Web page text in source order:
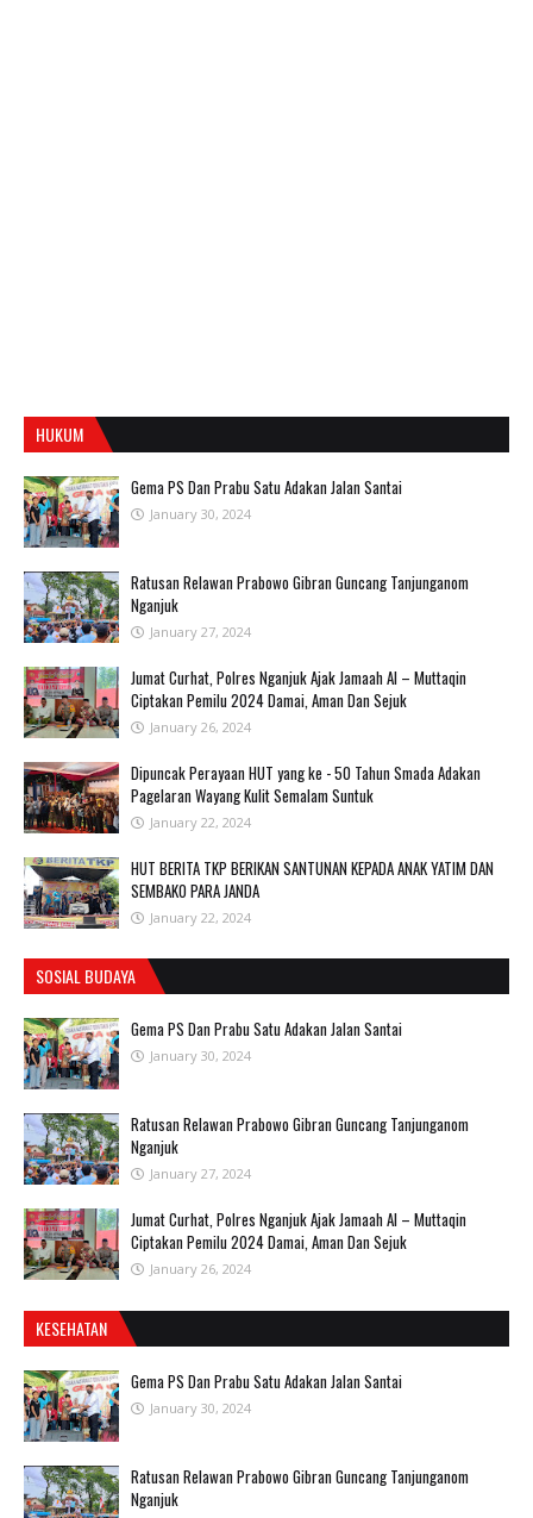
HUKUM
Gema PS Dan Prabu Satu Adakan Jalan Santai
January 30, 2024
Ratusan Relawan Prabowo Gibran Guncang Tanjunganom
Nganjuk
January 27, 2024
Jumat Curhat, Polres Nganjuk Ajak Jamaah Al – Muttaqin
Ciptakan Pemilu 2024 Damai, Aman Dan Sejuk
January 26, 2024
Dipuncak Perayaan HUT yang ke - 50 Tahun Smada Adakan
Pagelaran Wayang Kulit Semalam Suntuk
January 22, 2024
HUT BERITA TKP BERIKAN SANTUNAN KEPADA ANAK YATIM DAN
SEMBAKO PARA JANDA
January 22, 2024
SOSIAL BUDAYA
Gema PS Dan Prabu Satu Adakan Jalan Santai
January 30, 2024
Ratusan Relawan Prabowo Gibran Guncang Tanjunganom
Nganjuk
January 27, 2024
Jumat Curhat, Polres Nganjuk Ajak Jamaah Al – Muttaqin
Ciptakan Pemilu 2024 Damai, Aman Dan Sejuk
January 26, 2024
KESEHATAN
Gema PS Dan Prabu Satu Adakan Jalan Santai
January 30, 2024
Ratusan Relawan Prabowo Gibran Guncang Tanjunganom
Nganjuk